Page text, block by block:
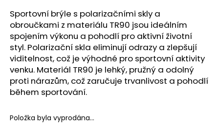
hvězdiček.
Sportovní brýle s polarizačními skly a
obroučkami z materiálu TR90 jsou ideálním
spojením výkonu a pohodlí pro aktivní životní
styl. Polarizační skla eliminují odrazy a zlepšují
viditelnost, což je výhodné pro sportovní aktivity
venku. Materiál TR90 je lehký, pružný a odolný
proti nárazům, což zaručuje trvanlivost a pohodlí
během sportování.
Položka byla vyprodána…
HLEDAT
D
o
p
r